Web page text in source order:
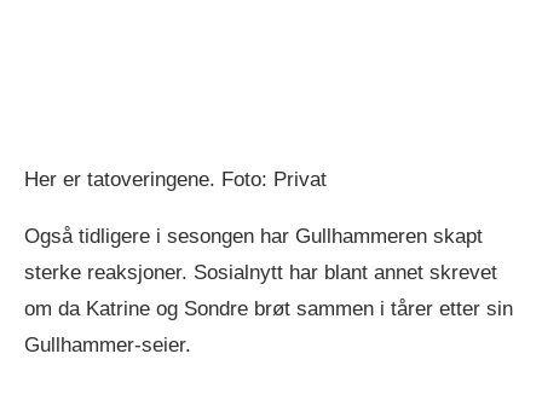
Her er tatoveringene. Foto: Privat
Også tidligere i sesongen har Gullhammeren skapt
sterke reaksjoner. Sosialnytt har blant annet skrevet
om da Katrine og Sondre brøt sammen i tårer etter sin
Gullhammer-seier.